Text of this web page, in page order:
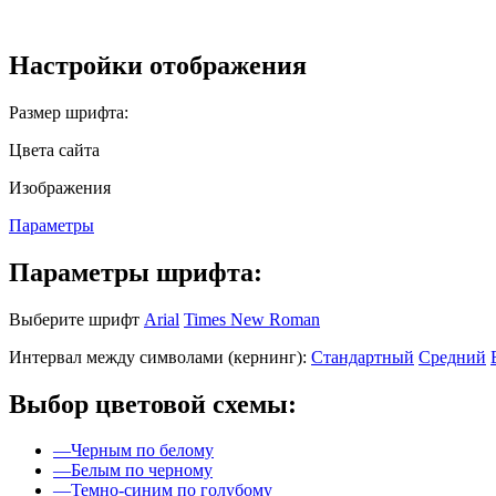
Настройки отображения
Размер шрифта:
Цвета сайта
Изображения
Параметры
Параметры шрифта:
Выберите шрифт Arial Times New Roman
Интервал между символами (кернинг): Стандартный Средний
Выбор цветовой схемы:
—Черным по белому
—Белым по черному
—Темно-синим по голубому